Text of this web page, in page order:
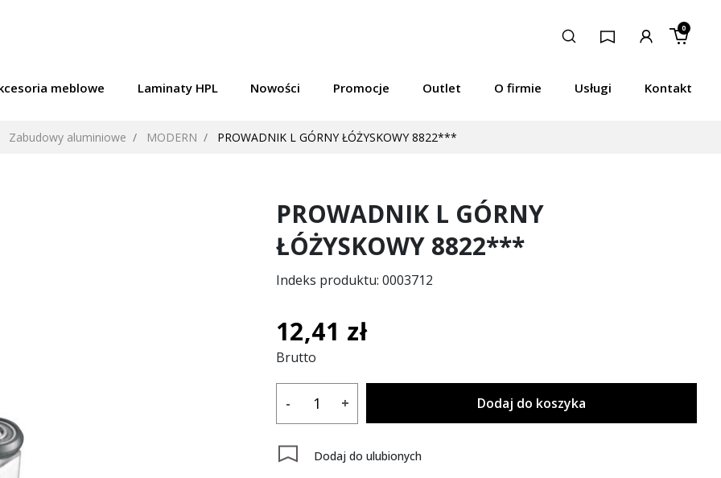
meblowe Laminaty HPL Nowości Promocje Outlet O firmie Usługi Kontakt
0
Zabudowy aluminiowe MODERN PROWADNIK L GÓRNY ŁÓŻYSKOWY 8822***
PROWADNIK L GÓRNY
ŁÓŻYSKOWY 8822***
Indeks produktu: 0003712
12,41 zł
Brutto
- + Dodaj do koszyka
Dodaj do ulubionych